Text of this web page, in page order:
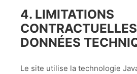
4. LIMITATIONS
DONNÉES
Le site utilise la technologie